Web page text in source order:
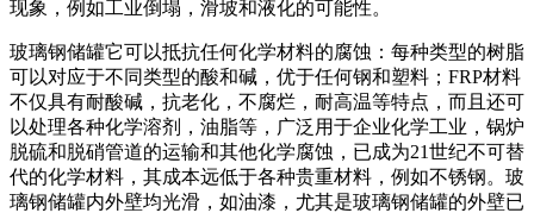
现象，例如工业倒塌，滑坡和液化的可能性。
玻璃钢储罐它可以抵抗任何化学材料的腐蚀：每种类型的树脂
可以对应于不同类型的酸和碱，优于任何钢和塑料；FRP材料
不仅具有耐酸碱，抗老化，不腐烂，耐高温等特点，而且还可
以处理各种化学溶剂，油脂等，广泛用于企业化学工业，锅炉
脱硫和脱硝管道的运输和其他化学腐蚀，已成为21世纪不可替
代的化学材料，其成本远低于各种贵重材料，例如不锈钢。玻
璃钢储罐内外壁均光滑，如油漆，尤其是玻璃钢储罐的外壁已